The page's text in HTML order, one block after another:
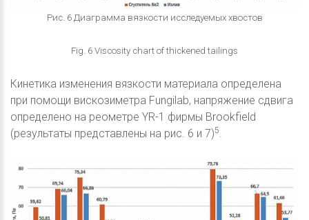
Рис. 6 Диаграмма вязкости исследуемых хвостов
Fig. 6 Viscosity chart of thickened tailings
Кинетика изменения вязкости материала определена
при помощи вискозиметра Fungilab, напряжение сдвига
определено на реометре YR-1 фирмы Brookfield
(результаты представлены на рис. 6 и 7)5